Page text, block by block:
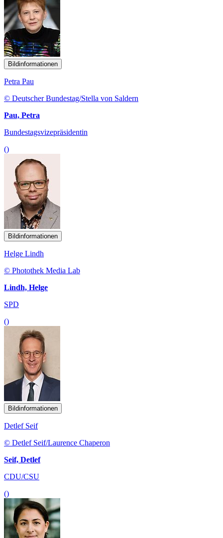
Bildinformationen
Petra Pau
© Deutscher Bundestag/Stella von Saldern
Pau, Petra
Bundestagsvizepräsidentin
()
Bildinformationen
Helge Lindh
© Photothek Media Lab
Lindh, Helge
SPD
()
Bildinformationen
Detlef Seif
© Detlef Seif/Laurence Chaperon
Seif, Detlef
CDU/CSU
()